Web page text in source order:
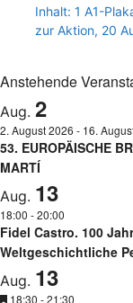
Inhalt: 1 A1-
zur Aktion, 20
Anstehende
Aug. 2
2. August 2026 - 16.
53. EUROPÄISCHE
MARTÍ
Aug. 13
18:00 -20:00
Fidel Castro. 100
Weltgeschichtliche
Aug. 13
H
18:30 -21:30